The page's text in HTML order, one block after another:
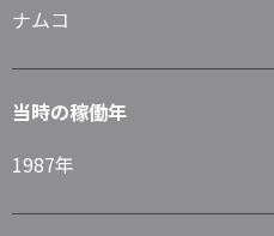
ナムコ
当時の稼働年
1987年